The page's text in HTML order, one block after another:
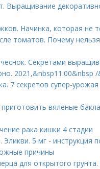
Выращивание
Начинка, которая не
томатов. Почему
Секретами
2021,&nbsp11:00&nbsp /
7 секретов супер-
вяленые
рака кишки 4 стадии
5 мг - инструкция
причины
для открытого